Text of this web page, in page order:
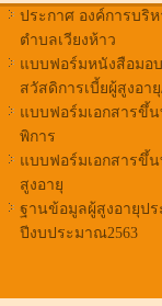
ประกาศ องค์การบริ
ตำบลเวียงห้าว
แบบฟอร์มหนังสือมอ
สวัสดิการเบี้ยผู้สูงอา
แบบฟอร์มเอกสารขึ้น
พิการ
แบบฟอร์มเอกสารขึ้น
สูงอายุ
ฐานข้อมูลผู้สูงอายุปร
ปีงบประมาณ2563